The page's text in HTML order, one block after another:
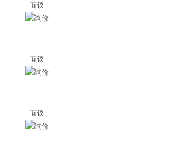
面议
面议
面议